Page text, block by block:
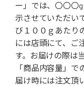
ー」では、〇〇
示させていただい
び１００ｇあたり
には店頭にて、ご
す。お届けの際は
「商品内容量」
届け時には注文頂